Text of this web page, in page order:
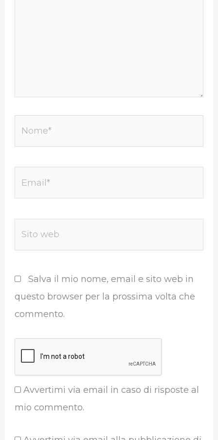
Salva il mio nome, email e sito web in
questo browser per la prossima volta che
commento.
Avvertimi via email in caso di risposte al
mio commento.